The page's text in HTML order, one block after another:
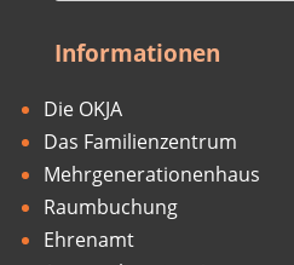
Informationen
Die OKJA
Das Familienzentrum
Mehrgenerationenhaus
Raumbuchung
Ehrenamt